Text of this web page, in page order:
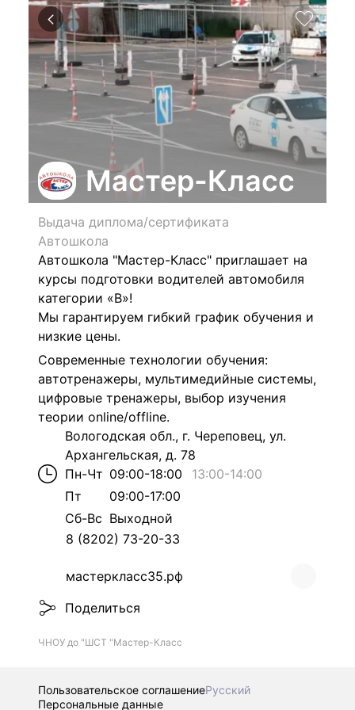
Мастер-Класс
Выдача диплома/сертификата
Автошкола
Автошкола "Мастер-Класс" приглашает на
курсы подготовки водителей автомобиля
категории «В»!
Мы гарантируем гибкий график обучения и
низкие цены.
Современные технологии обучения:
автотренажеры, мультимедийные системы,
цифровые тренажеры, выбор изучения
теории online/offline.
Вологодская обл., г. Череповец, ул.
Архангельская, д. 78
Пн-Чт 09:00-18:00 13:00-14:00
Пт
09:00-17:00
Сб-Вс Выходной
8 (8202) 73-20-33
мастеркласс35.рф
Поделиться
ЧНОУ до "ШСТ "Мастер-Класс
Пользовательское соглашениеРусский
Персональные данные